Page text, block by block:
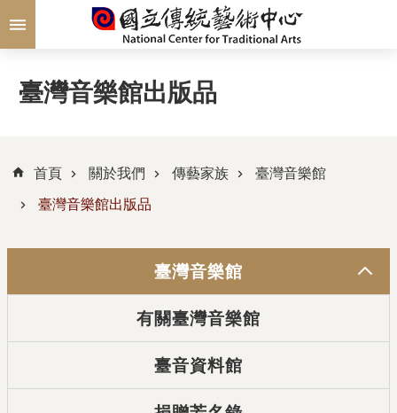
跳到主要內容區塊
臺灣音樂館出版品
首頁 關於我們 傳藝家族 臺灣音樂館
臺灣音樂館出版品
臺灣音樂館
有關臺灣音樂館
臺音資料館